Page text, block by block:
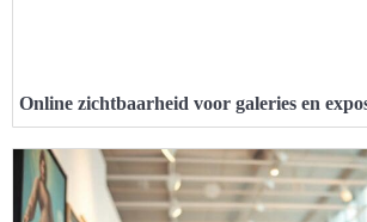
Online zichtbaarheid voor galeries en